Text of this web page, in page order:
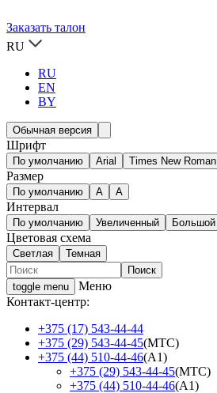
Заказать талон
RU
RU
EN
BY
Обычная версия
Шрифт
По умолчанию Arial Times New Roman
Размер
По умолчанию A A
Интервал
По умолчанию Увеличенный Большой
Цветовая схема
Светлая Темная
toggle menu
Меню
Контакт-центр:
+375 (17) 543-44-44
+375 (29) 543-44-45(МТС)
+375 (44) 510-44-46(А1)
+375 (29) 543-44-45(МТС)
+375 (44) 510-44-46(А1)